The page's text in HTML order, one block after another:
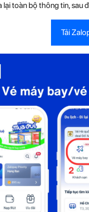
lại toàn bộ thông tin, sau
Tải